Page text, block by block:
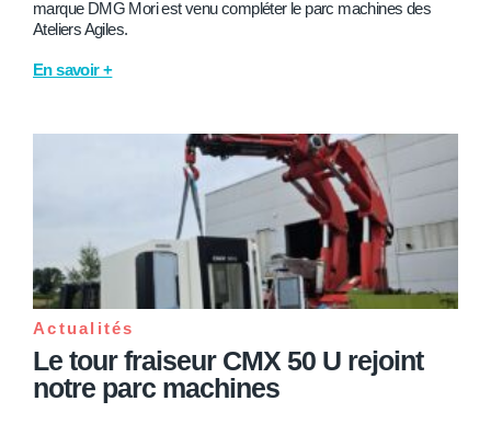
marque DMG Mori est venu compléter le parc machines des
Ateliers Agiles.
En savoir +
Actualités
Le tour fraiseur CMX 50 U rejoint
notre parc machines